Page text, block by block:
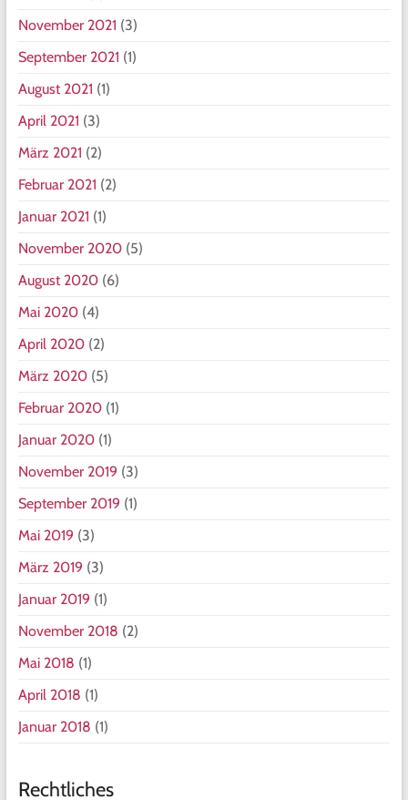
November 2021 (3)
September 2021 (1)
August 2021 (1)
April 2021 (3)
März 2021 (2)
Februar 2021 (2)
Januar 2021 (1)
November 2020(5)
August 2020(6)
Mai 2020(4)
April 2020(2)
März 2020(5)
Februar 2020(1)
Januar 2020(1)
November 2019 (3)
September 2019 (1)
Mai 2019 (3)
März 2019 (3)
Januar 2019 (1)
November 2018 (2)
Mai 2018 (1)
April 2018 (1)
Januar 2018 (1)
Rechtliches